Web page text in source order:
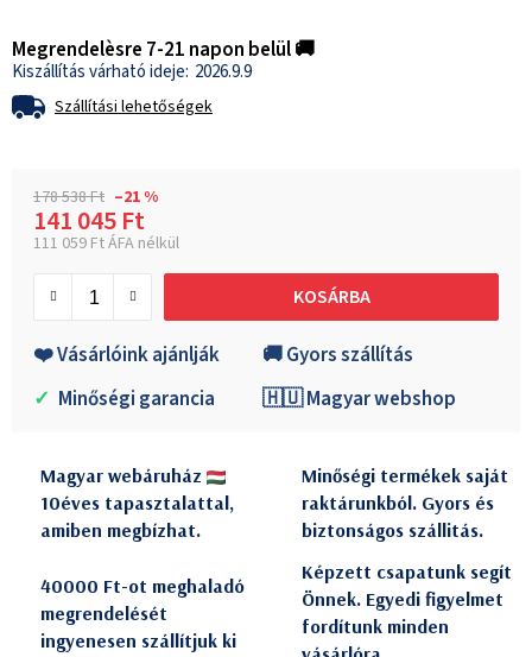
Megrendelèsre 7-21 napon belül 🚚
2026.9.9
Szállítási lehetőségek
178 538 Ft –21 %
141 045 Ft
111 059 Ft ÁFA nélkül
KOSÁRBA
❤️ Vásárlóink ajánlják
🚚 Gyors szállítás
✓ Minőségi garancia 🇭🇺 Magyar webshop
Magyar webáruház
10éves tapasztalattal,
amiben megbízhat.
Minőségi termékek saját
raktárunkból. Gyors és
biztonságos szállitás.
40000 Ft-ot meghaladó
megrendelését
ingyenesen szállítjuk ki
Képzett csapatunk segít
Önnek. Egyedi figyelmet
fordítunk minden